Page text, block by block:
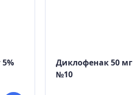
Диклофенак 50
№10